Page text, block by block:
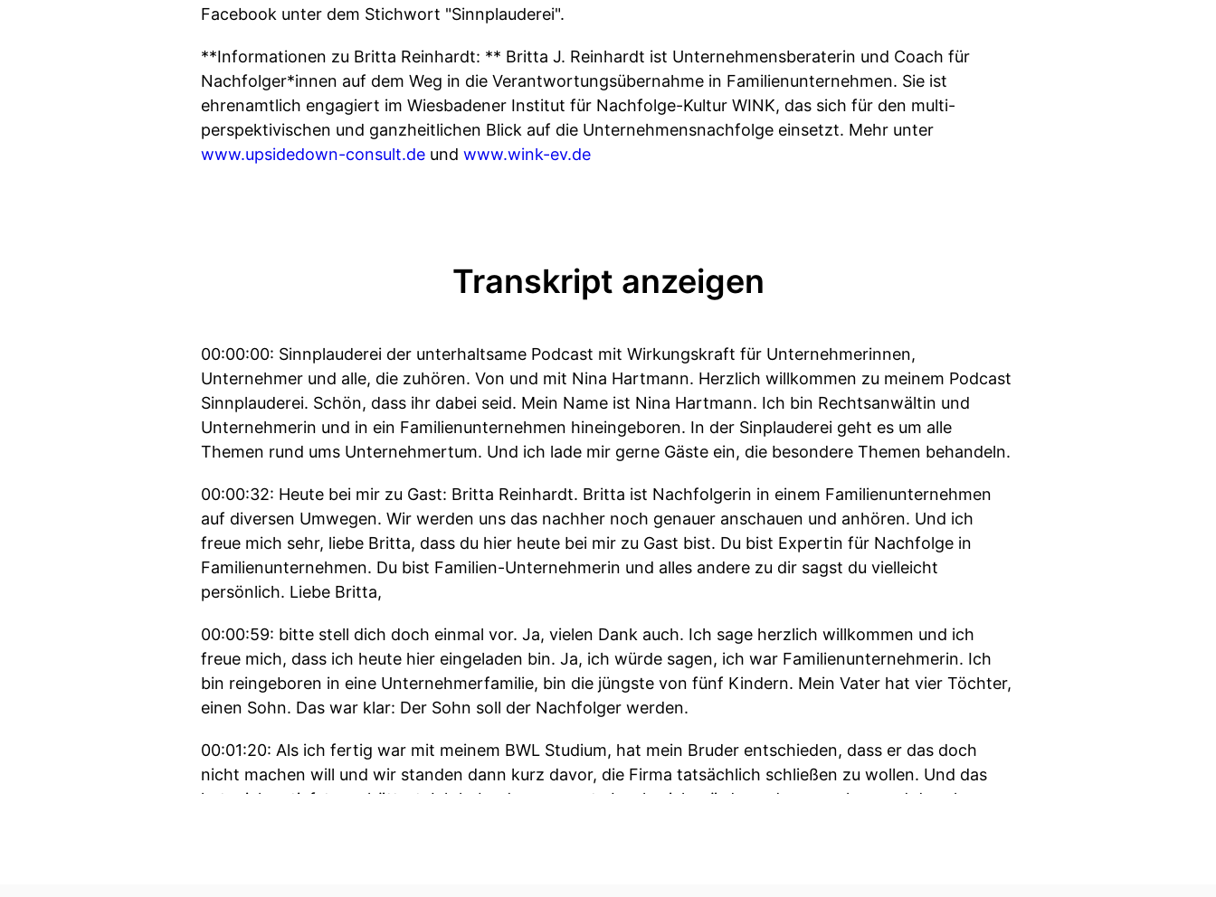
Facebook unter dem Stichwort "Sinnplauderei".
**Informationen zu Britta Reinhardt: ** Britta J. Reinhardt ist Unternehmensberaterin und Coach für
Nachfolger*innen auf dem Weg in die Verantwortungsübernahme in Familienunternehmen. Sie ist
ehrenamtlich engagiert im Wiesbadener Institut für Nachfolge-Kultur WINK, das sich für den multi-
perspektivischen und ganzheitlichen Blick auf die Unternehmensnachfolge einsetzt. Mehr unter
www.upsidedown-consult.de und www.wink-ev.de
Transkript anzeigen
00:00:00: Sinnplauderei der unterhaltsame Podcast mit Wirkungskraft für Unternehmerinnen,
Unternehmer und alle, die zuhören. Von und mit Nina Hartmann. Herzlich willkommen zu meinem Podcast
Sinnplauderei. Schön, dass ihr dabei seid. Mein Name ist Nina Hartmann. Ich bin Rechtsanwältin und
Unternehmerin und in ein Familienunternehmen hineingeboren. In der Sinplauderei geht es um alle
Themen rund ums Unternehmertum. Und ich lade mir gerne Gäste ein, die besondere Themen behandeln.
00:00:32: Heute bei mir zu Gast: Britta Reinhardt. Britta ist Nachfolgerin in einem Familienunternehmen
auf diversen Umwegen. Wir werden uns das nachher noch genauer anschauen und anhören. Und ich
freue mich sehr, liebe Britta, dass du hier heute bei mir zu Gast bist. Du bist Expertin für Nachfolge in
Familienunternehmen. Du bist Familien-Unternehmerin und alles andere zu dir sagst du vielleicht
persönlich. Liebe Britta,
00:00:59: bitte stell dich doch einmal vor. Ja, vielen Dank auch. Ich sage herzlich willkommen und ich
freue mich, dass ich heute hier eingeladen bin. Ja, ich würde sagen, ich war Familienunternehmerin. Ich
bin reingeboren in eine Unternehmerfamilie, bin die jüngste von fünf Kindern. Mein Vater hat vier Töchter,
einen Sohn. Das war klar: Der Sohn soll der Nachfolger werden.
00:01:20: Als ich fertig war mit meinem BWL Studium, hat mein Bruder entschieden, dass er das doch
nicht machen will und wir standen dann kurz davor, die Firma tatsächlich schließen zu wollen. Und das
hat mich zutiefst erschüttert. Ich habe dann gesagt: Ja, also ich würde es dann machen und da sehr